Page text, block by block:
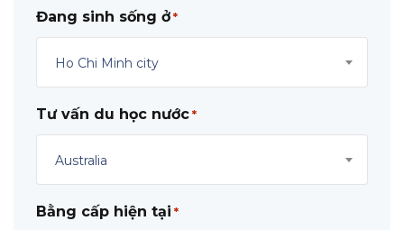
Đang sinh sống ở *
Ho Chi Minh city
Tư vấn du học nước *
Australia
Bằng cấp hiện tại *